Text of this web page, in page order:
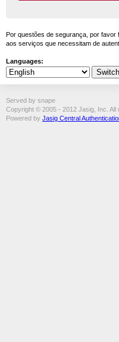
Por questões de segurança, por
aos serviços que necessitam de
Languages:
Served by snape
Copyright © 2005 - 2012 Jasig, Inc. All
Powered by Jasig Central